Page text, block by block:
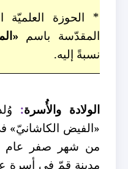
* الحوزة
المقدّسة باسم
نسبةً إليه.
الولادة والأُسرة:
«الفيض الكاشانيّ»
مدينة قمّ في أسرةٍ